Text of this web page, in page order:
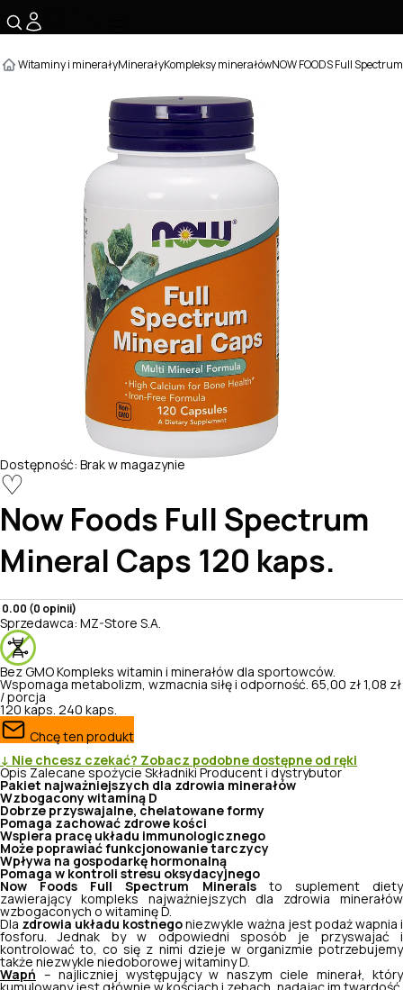
Witaminy i minerałyMinerałyKompleksy minerałówNOW FOODS Full
Dostępność: Brak w magazynie
♡
Now Foods Full Spectrum
Mineral Caps 120 kaps.
0.00 (0 opinii)
Sprzedawca: MZ-Store S.A.
Bez GMO Kompleks witamin i minerałów dla sportowców.
Wspomaga metabolizm, wzmacnia siłę i odporność. 65,00 zł 1,08 zł
/ porcja
120 kaps. 240 kaps.
Chcę ten produkt
↓ Nie chcesz czekać? Zobacz podobne dostępne od ręki
Opis Zalecane spożycie Składniki Producent i dystrybutor
Pakiet najważniejszych dla zdrowia minerałów
Wzbogacony witaminą D
Dobrze przyswajalne, chelatowane formy
Pomaga zachować zdrowe kości
Wspiera pracę układu immunologicznego
Może poprawiać funkcjonowanie tarczycy
Wpływa na gospodarkę hormonalną
Pomaga w kontroli stresu oksydacyjnego
Now Foods Full Spectrum Mineralsto suplement diety
zawierający kompleks najważniejszych dla zdrowia minerałów
wzbogaconych o witaminę D.
Dla zdrowia układu kostnego niezwykle ważna jest podaż wapnia i
fosforu. Jednak by w odpowiedni sposób je przyswajać i
kontrolować to, co się z nimi dzieje w organizmie potrzebujemy
także niezwykle niedoborowej witaminy D.
Wapń – najliczniej występujący w naszym ciele minerał, który
kumulowany jest głównie w kościach i zębach, nadając im twardość.